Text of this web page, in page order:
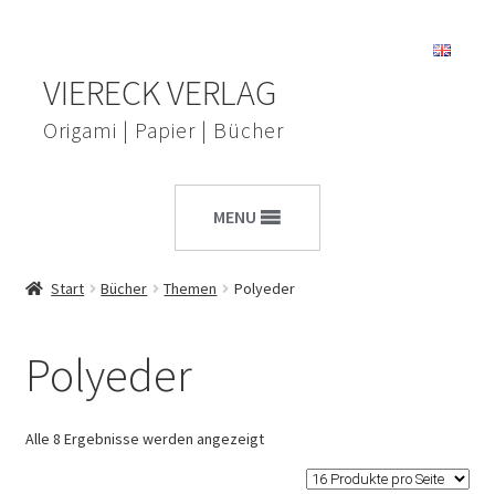
Navigation
springen
Inhalt
springen
VIERECK VERLAG
Origami | Papier | Bücher
MENU
Start Bücher Themen Polyeder
Polyeder
Alle 8 Ergebnisse werden angezeigt